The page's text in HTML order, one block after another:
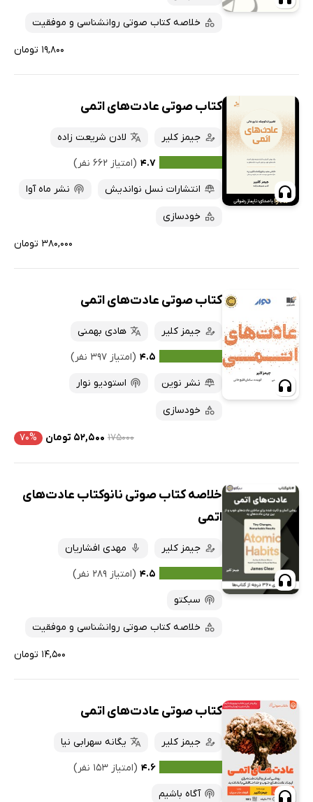
خلاصه کتاب صوتی روانشناسی و موفقیت
۱۹,۸۰۰ تومان
کتاب صوتی عادت‌های اتمی
جیمز کلیر
لادن شریعت زاده
۴.۷ (امتیاز ۶۶۲ نفر)
انتشارات نسل نواندیش
نشر ماه آوا
خودسازی
۳۸۰,۰۰۰ تومان
کتاب صوتی عادت‌های اتمی
جیمز کلیر
هادی بهمنی
۴.۵ (امتیاز ۳۹۷ نفر)
نشر نوین
استودیو نوار
خودسازی
۱۷۵۰۰۰ ۵۲,۵۰۰ تومان ۷۰%
خلاصه کتاب صوتی نانوکتاب عادت‌های
اتمی
جیمز کلیر
مهدی افشاریان
۴.۵ (امتیاز ۲۸۹ نفر)
سبکتو
خلاصه کتاب صوتی روانشناسی و موفقیت
۱۴,۵۰۰ تومان
کتاب صوتی عادت‌های اتمی
جیمز کلیر
یگانه سهرابی نیا
۴.۶ (امتیاز ۱۵۳ نفر)
آگاه باشیم